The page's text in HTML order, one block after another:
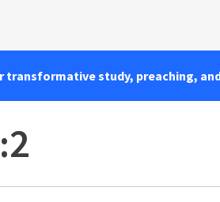
transformative study, preaching,